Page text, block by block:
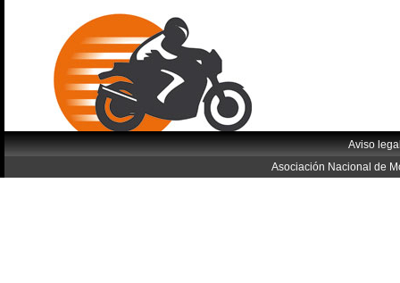
Aviso
Asociación Nacional de